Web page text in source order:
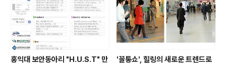
홍익대 보안동아리 "H.U.S.T" 만
'꼴통쇼', 힐링의 새로운 트렌드로